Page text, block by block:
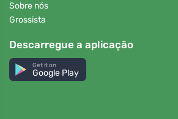
Sobre nós
Grossista
Descarregue a aplicação
Get it on
Google Play